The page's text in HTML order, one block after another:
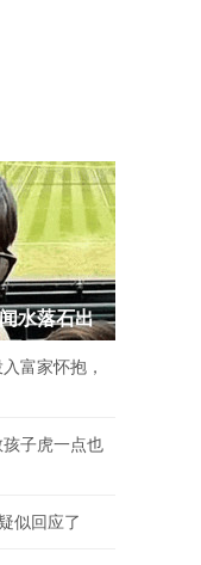
水落石出
富家怀抱，
子虎一点也
似回应了